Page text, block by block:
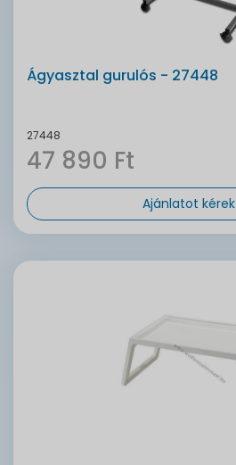
Ágyasztal gurulós - 27448
27448
47 890 Ft
Ajánlatot kérek